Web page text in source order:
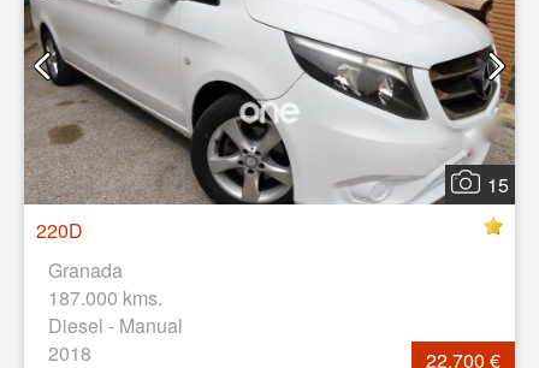
15
220D
Granada
187.000 kms.
Diesel - Manual
2018
22.700 €